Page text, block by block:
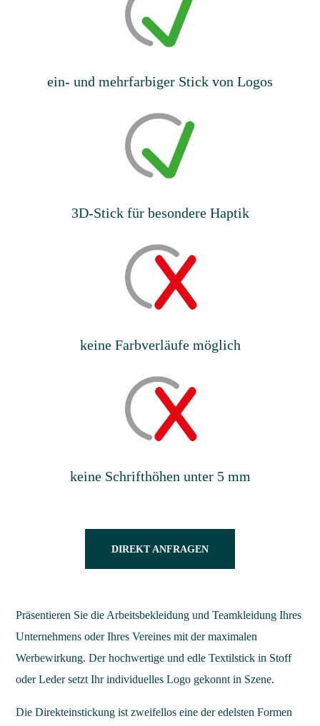
ein- und mehrfarbiger Stick von Logos
3D-Stick für besondere Haptik
keine Farbverläufe möglich
keine Schrifthöhen unter 5 mm
DIREKT ANFRAGEN
Präsentieren Sie die Arbeitsbekleidung und Teamkleidung Ihres
Unternehmens oder Ihres Vereines mit der maximalen
Werbewirkung. Der hochwertige und edle Textilstick in Stoff
oder Leder setzt Ihr individuelles Logo gekonnt in Szene.
Die Direkteinstickung ist zweifellos eine der edelsten Formen